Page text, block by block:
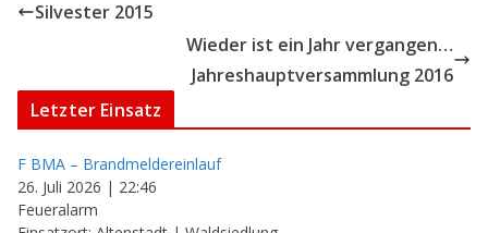
Silvester 2015
Wieder ist ein Jahr vergangen…
Jahreshauptversammlung 2016
Letzter Einsatz
F BMA – Brandmeldereinlauf
26. Juli 2026 | 22:46
Feueralarm